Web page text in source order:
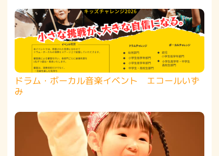
ドラム・ボーカル音楽イベント エコールいず
み